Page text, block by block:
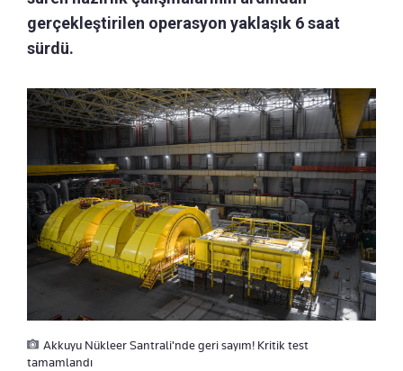
gerçekleştirilen operasyon yaklaşık 6 saat
sürdü.
Akkuyu Nükleer Santrali'nde geri sayım! Kritik test
tamamlandı